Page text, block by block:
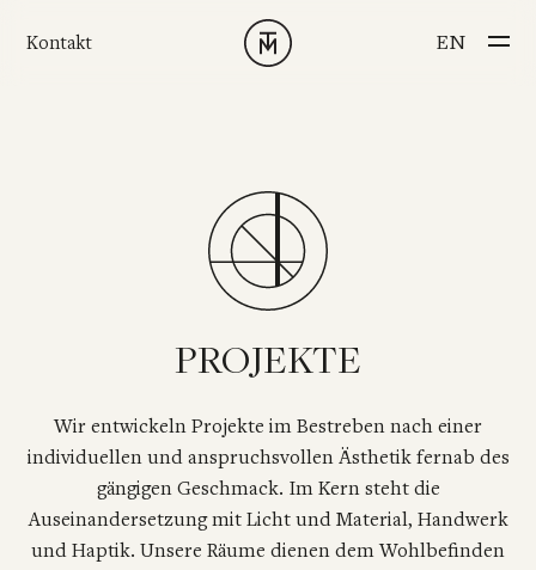
Kontakt SPRACHEEN
PROJEKTE
Wir entwickeln Projekte im Bestreben nach einer
individuellen und anspruchsvollen Ästhetik fernab des
gängigen Geschmack. Im Kern steht die
Auseinandersetzung mit Licht und Material, Handwerk
und Haptik. Unsere Räume dienen dem Wohlbefinden